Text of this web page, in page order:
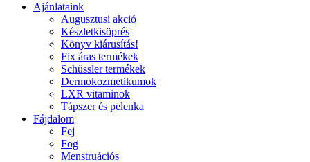
Ajánlataink
Augusztusi akció
Készletkisöprés
Könyv kiárusítás!
Fix áras termékek
Schüssler termékek
Dermokozmetikumok
LXR vitaminok
Tápszer és pelenka
Fájdalom
Fej
Fog
Menstruációs